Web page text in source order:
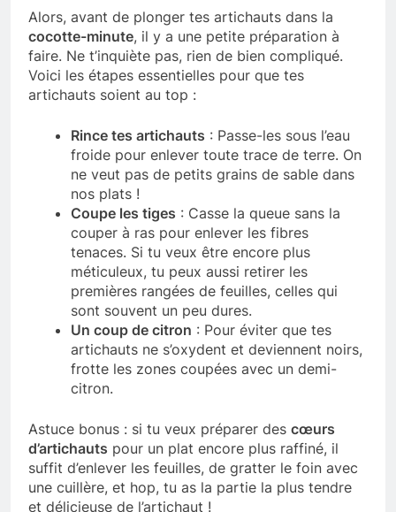
Alors, avant de plonger tes artichauts dans la
cocotte-minute, il y a une petite préparation à
faire. Ne t’inquiète pas, rien de bien compliqué.
Voici les étapes essentielles pour que tes
artichauts soient au top :
Rince tes artichauts : Passe-les sous l’eau
froide pour enlever toute trace de terre. On
ne veut pas de petits grains de sable dans
nos plats !
Coupe les tiges : Casse la queue sans la
couper à ras pour enlever les fibres
tenaces. Si tu veux être encore plus
méticuleux, tu peux aussi retirer les
premières rangées de feuilles, celles qui
sont souvent un peu dures.
Un coup de citron : Pour éviter que tes
artichauts ne s’oxydent et deviennent noirs,
frotte les zones coupées avec un demi-
citron.
Astuce bonus : si tu veux préparer des cœurs
d’artichauts pour un plat encore plus raffiné, il
suffit d’enlever les feuilles, de gratter le foin avec
une cuillère, et hop, tu as la partie la plus tendre
et délicieuse de l’artichaut !